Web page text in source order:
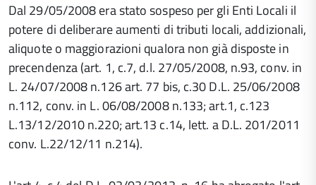
Dal 29/05/2008 era stato sospeso per gli Enti Locali il
potere di deliberare aumenti di tributi locali, addizionali,
aliquote o maggiorazioni qualora non già disposte in
precendenza (art. 1, c.7, d.l. 27/05/2008, n.93, conv. in
L. 24/07/2008 n.126 art. 77 bis, c.30 D.L. 25/06/2008
n.112, conv. in L. 06/08/2008 n.133; art.1, c.123
L.13/12/2010 n.220; art.13 c.14, lett. a D.L. 201/2011
conv. L.22/12/11 n.214).